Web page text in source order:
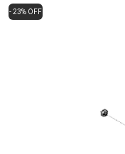
- 23% OFF